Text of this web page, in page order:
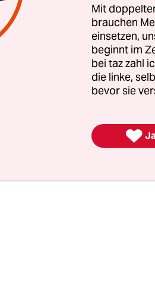
auf 140
USA erlauben. Die
– schildern Übergriffe,
und im
Onkel, Babysitter,
Mit
brauchen
einsetzen,
beginnt im
bei taz zahl
die linke,
bevor sie
